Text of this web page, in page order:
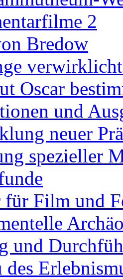
2
Bredow
Oscar
und
neuer
spezieller
für Film und
und